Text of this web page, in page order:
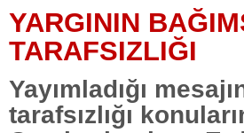
YARGININ
TARAFSIZLIĞI
Yayımladığı
tarafsızlığı